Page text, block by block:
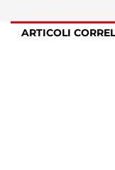
ARTICOLI